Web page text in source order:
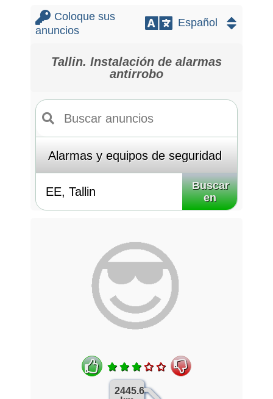
Coloque sus
anuncios
Tallin. Instalación de alarmas
antirrobo
Buscar
en
2445.6